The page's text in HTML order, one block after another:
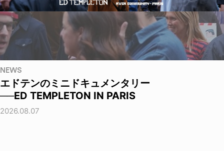
NEWS
エドテンのミニドキュメンタリー
──ED TEMPLETON IN PARIS
2026.08.07